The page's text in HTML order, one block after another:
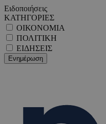
Ειδοποιήσεις
ΚΑΤΗΓΟΡΙΕΣ
ΟΙΚΟΝΟΜΙΑ
ΠΟΛΙΤΙΚΗ
ΕΙΔΗΣΕΙΣ